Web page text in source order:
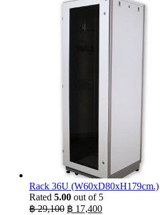
Rack 36U (W60xD80xH179cm.)
Rated 5.00 out of 5
฿29,100 Original
฿ 17,400Current